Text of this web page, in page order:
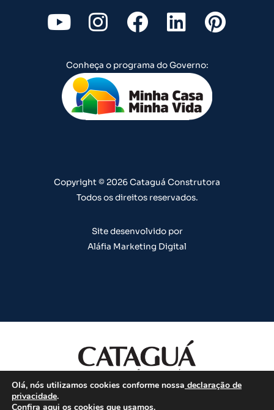
Y
o
u
t
u
b
I
n
s
t
a
g
m
F
a
c
e
b
o
L
i
n
k
e
d
P
i
t
Conheça o programa do Governo:
Copyright © 2026 Cataguá Construtora
Todos os direitos reservados.
Site desenvolvido por
Aláfia Marketing Digital
Olá, nós utilizamos cookies conforme nossa declaração de
privacidade.
Confira aqui os cookies que usamos.